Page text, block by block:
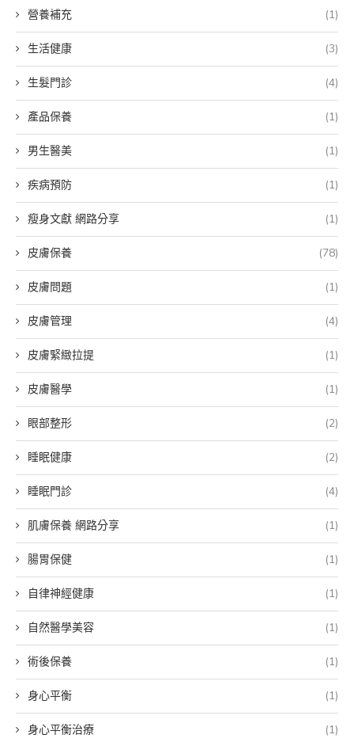
營養補充 (1)
生活健康 (3)
生髮門診 (4)
產品保養 (1)
男生醫美 (1)
疾病預防 (1)
瘦身文獻 網路分享 (1)
皮膚保養 (78)
皮膚問題 (1)
皮膚管理 (4)
皮膚緊緻拉提 (1)
皮膚醫學 (1)
眼部整形 (2)
睡眠健康 (2)
睡眠門診 (4)
肌膚保養 網路分享 (1)
腸胃保健 (1)
自律神經健康 (1)
自然醫學美容 (1)
術後保養 (1)
身心平衡 (1)
身心平衡治療 (1)